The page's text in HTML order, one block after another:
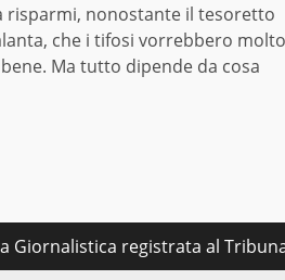
risparmi, nonostante il tesoretto
che i tifosi vorrebbero molto
Ma tutto dipende da cosa
registrata al